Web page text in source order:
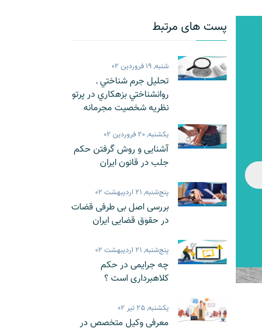
پست های مرتبط
شنبه, 19 فروردین 02
تحليل جرم شناختي ـ
روانشناختي بزهكاري در پرتو
نظریه شخصيت مجرمانه
یکشنبه, 20 فروردین 02
آشنایی و روش گرفتن حکم
جلب در قانون ایران
پنج‌شنبه, 21 اردیبهشت 02
بررسی اصل بی طرفی قضات
در حقوق قضایی ایران
پنج‌شنبه, 21 اردیبهشت 02
چه جرایمی در حکم
کلاهبرداری است ؟
یکشنبه, 25 تیر 02
معرفی وکیل متخصص در